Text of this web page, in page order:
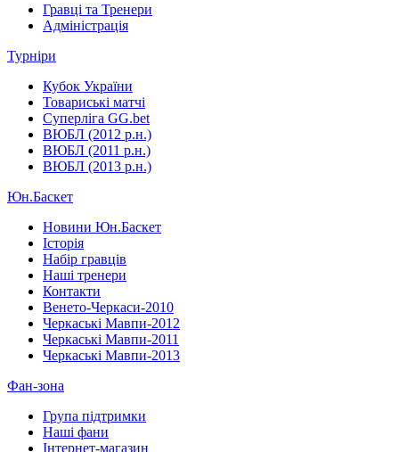
Гравці та Тренери
Адміністрація
Турніри
Кубок України
Товариські матчі
Суперліга GG.bet
ВЮБЛ (2012 р.н.)
ВЮБЛ (2011 р.н.)
ВЮБЛ (2013 р.н.)
Юн.Баскет
Новини Юн.Баскет
Історія
Набір гравців
Наші тренери
Контакти
Венето-Черкаси-2010
Черкаські Мавпи-2012
Черкаські Мавпи-2011
Черкаські Мавпи-2013
Фан-зона
Група підтримки
Наші фани
Інтернет-магазин